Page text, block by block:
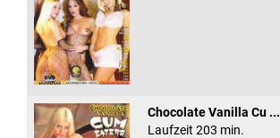
Chocolate Vanilla Cu ...
Laufzeit 203 min.